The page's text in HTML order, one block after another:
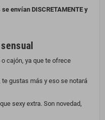
envían DISCRETAMENTE y
cajón, ya que te ofrece
te gustas más y eso se notará
sexy extra. Son novedad,